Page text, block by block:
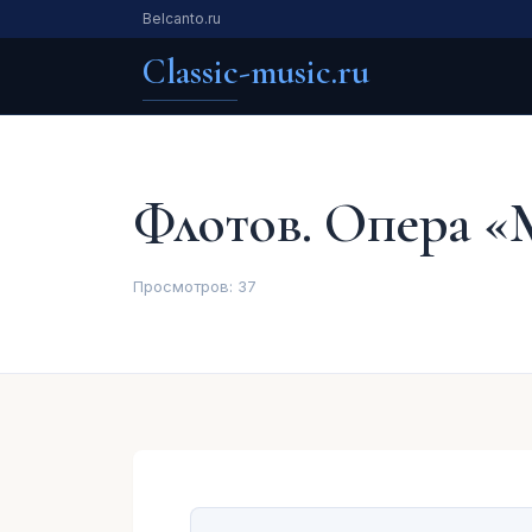
Belcanto.ru
Classic-music.ru
Флотов. Опера
Просмотров: 37